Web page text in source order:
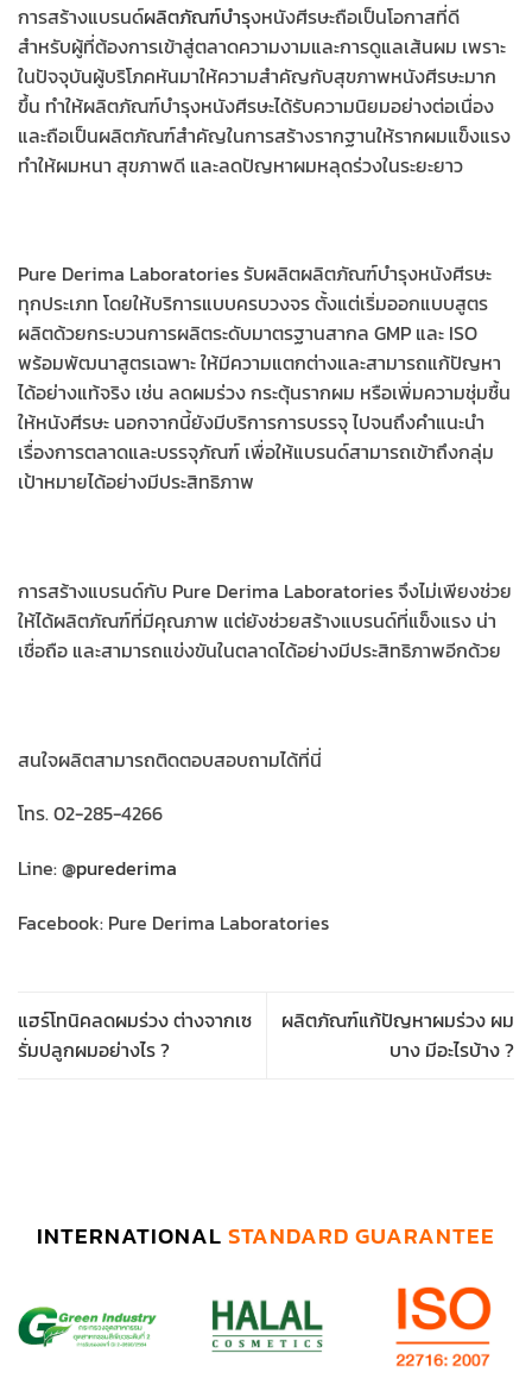
การสร้างแบรนด์ผลิตภัณฑ์บำรุงหนังศีรษะถือเป็นโอกาสที่ดี
สำหรับผู้ที่ต้องการเข้าสู่ตลาดความงามและการดูแลเส้นผม เพราะ
ในปัจจุบันผู้บริโภคหันมาให้ความสำคัญกับสุขภาพหนังศีรษะมาก
ขึ้น ทำให้ผลิตภัณฑ์บำรุงหนังศีรษะได้รับความนิยมอย่างต่อเนื่อง
และถือเป็นผลิตภัณฑ์สำคัญในการสร้างรากฐานให้รากผมแข็งแรง
ทำให้ผมหนา สุขภาพดี และลดปัญหาผมหลุดร่วงในระยะยาว
Pure Derima Laboratories รับผลิตผลิตภัณฑ์บำรุงหนังศีรษะ
ทุกประเภท โดยให้บริการแบบครบวงจร ตั้งแต่เริ่มออกแบบสูตร
ผลิตด้วยกระบวนการผลิตระดับมาตรฐานสากล GMP และ ISO
พร้อมพัฒนาสูตรเฉพาะ ให้มีความแตกต่างและสามารถแก้ปัญหา
ได้อย่างแท้จริง เช่น ลดผมร่วง กระตุ้นรากผม หรือเพิ่มความชุ่มชื้น
ให้หนังศีรษะ นอกจากนี้ยังมีบริการการบรรจุ ไปจนถึงคำแนะนำ
เรื่องการตลาดและบรรจุภัณฑ์ เพื่อให้แบรนด์สามารถเข้าถึงกลุ่ม
เป้าหมายได้อย่างมีประสิทธิภาพ
การสร้างแบรนด์กับ Pure Derima Laboratories จึงไม่เพียงช่วย
ให้ได้ผลิตภัณฑ์ที่มีคุณภาพ แต่ยังช่วยสร้างแบรนด์ที่แข็งแรง น่า
เชื่อถือ และสามารถแข่งขันในตลาดได้อย่างมีประสิทธิภาพอีกด้วย
สนใจผลิตสามารถติดตอบสอบถามได้ที่นี่
โทร. 02-285-4266
Line: @purederima
Facebook: Pure Derima Laboratories
แฮร์โทนิคลดผมร่วง ต่างจากเซ
รั่มปลูกผมอย่างไร ?
ผลิตภัณฑ์แก้ปัญหาผมร่วง ผม
บาง มีอะไรบ้าง ?
INTERNATIONAL STANDARD GUARANTEE